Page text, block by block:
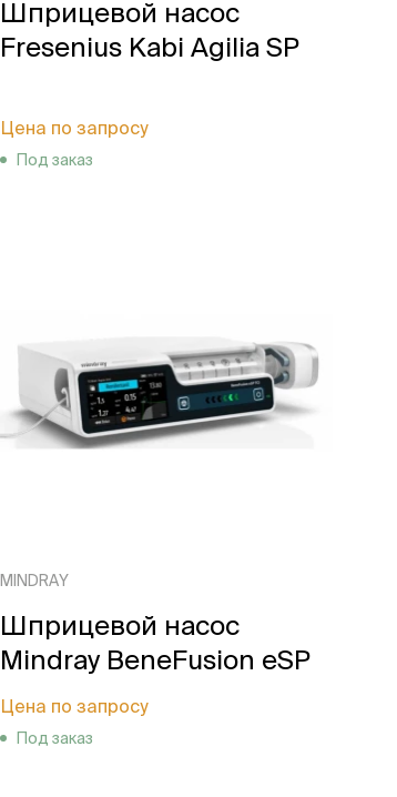
Шприцевой насос
Fresenius Kabi Agilia SP
Цена по запросу
Под заказ
MINDRAY
Шприцевой насос
Mindray BeneFusion eSP
Цена по запросу
Под заказ